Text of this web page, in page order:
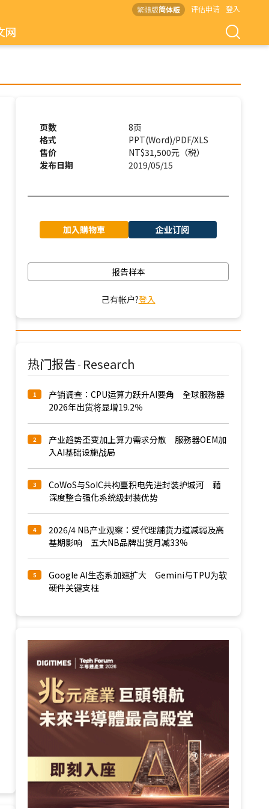
繁體版简体版 评估申请 登入
网
页数
8页
格式
PPT(Word)/PDF/XLS
售价
NT$31,500元（税）
发布日期
2019/05/15
加入購物車 企业订阅
报告样本
己有帐户?登入
热门报告 - Research
1
产销调查：CPU运算力跃升AI要角 全球服務器
2026年出货将显增19.2％
2
产业趋势丕变加上算力需求分散 服務器OEM加
入AI基础设施战局
3
CoWoS与SoIC共构臺积电先进封装护城河 藉
深度整合强化系统级封装优势
4
2026/4 NB产业观察：受代理舖货力道减弱及高
基期影响 五大NB品牌出货月减33%
5
Google AI生态系加速扩大 Gemini与TPU为软
硬件关键支柱